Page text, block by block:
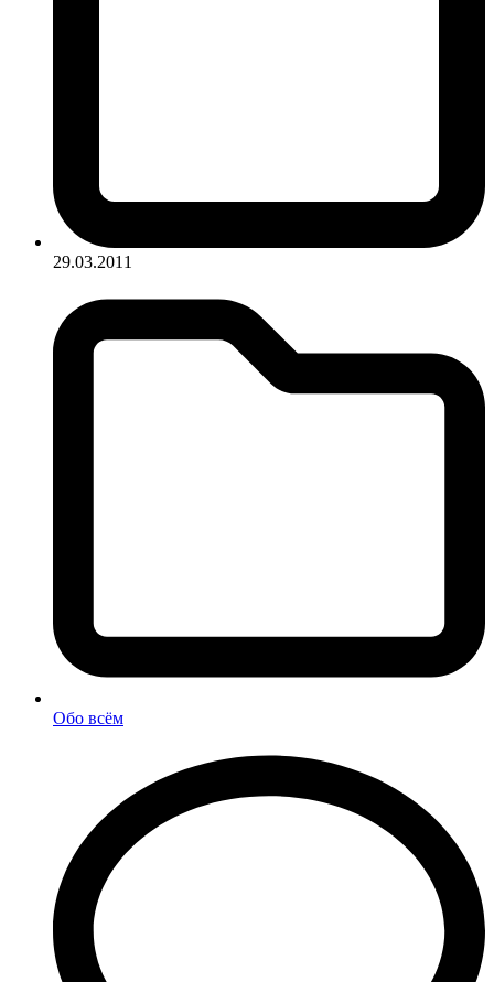
29.03.2011
Обо всём